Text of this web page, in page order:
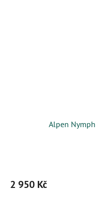
Alpen
2 950 Kč